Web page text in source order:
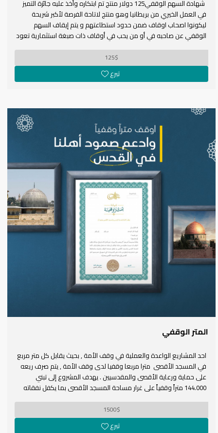
شهادة السهم الوقفي125 دولار منتج تم ابتكاره وأخذ عليه جائزة التميز
في العمل الخيري من بريطانيا وهو منتج لاتاحة الفرصة لأكبر شريحة
ليكونوا اصحاب اوقاف ضمن حدود استطاعتهم و يتم إيقاف السهم
الوقفي عن صاحبه في أو من يحب في أوقاف ذات صبغة استثمارية تعود
125$
تبرع
المتر الوقفي
احد المشاريع الواعدة والعملية في وقف الأمة , بحيث يقابل كل متر مربع
في المسجد الأقصى مترا مربعا وقفيا لدى وقف الأمة , يتم صرف ريعه
على حماية ورعاية الأقصى والمقدسيين . يهدف المشروع إلى تبني
144.000 متراً وقفياً على غرار مساحة المسجد الأقصى بما يكفل نفقاته
مشاريع المسجد الأقصى والبلدة القديمة .
تعرف أكثر على فكرة المتر الوقفي من خلال الفيديو :
1500$
تبرع